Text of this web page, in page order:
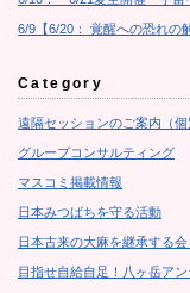
6/9【6/20： 覚醒への恐れの
Category
遠隔セッションのご案内（個
グループコンサルティング
マスコミ掲載情報
日本みつばちを守る活動
日本古来の大麻を継承する会
目指せ自給自足！八ヶ岳ア